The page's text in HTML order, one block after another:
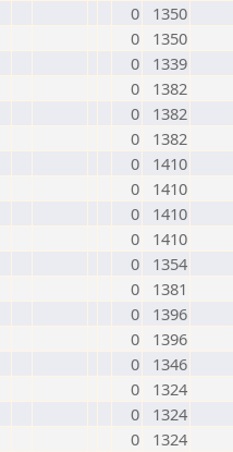
0
1350
0
1350
0
1339
0
1382
0
1382
0
1382
0
1410
0
1410
0
1410
0
1410
0
1354
0
1381
0
1396
0
1396
0
1346
0
1324
0
1324
0
1324